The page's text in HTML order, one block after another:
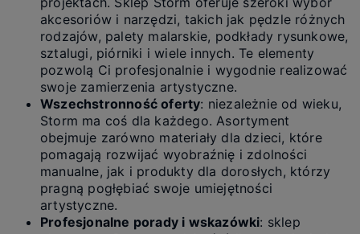
akcesoriów i narzędzi, takich jak pędzle różnych
rodzajów, palety malarskie, podkłady rysunkowe,
sztalugi, piórniki i wiele innych. Te elementy
pozwolą Ci profesjonalnie i wygodnie realizować
swoje zamierzenia artystyczne.
Wszechstronność oferty: niezależnie od wieku,
Storm ma coś dla każdego. Asortyment
obejmuje zarówno materiały dla dzieci, które
pomagają rozwijać wyobraźnię i zdolności
manualne, jak i produkty dla dorosłych, którzy
pragną pogłębiać swoje umiejętności
artystyczne.
Profesjonalne porady i wskazówki: sklep